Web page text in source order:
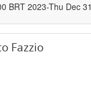
BRT 2023-Thu Dec
Fazzio